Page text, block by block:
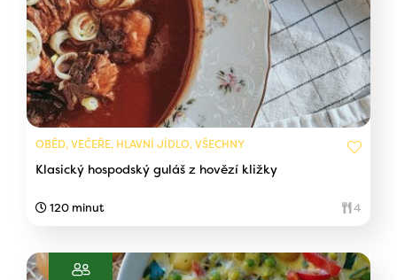
OBĚD, VEČEŘE, HLAVNÍ JÍDLO, VŠECHNY
Klasický hospodský guláš z hovězí kližky
120 minut 4